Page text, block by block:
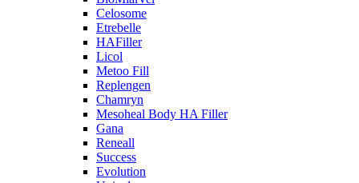
Celosome
Etrebelle
HAFiller
Licol
Metoo Fill
Replengen
Chamryn
Mesoheal Body HA Filler
Gana
Reneall
Success
Evolution